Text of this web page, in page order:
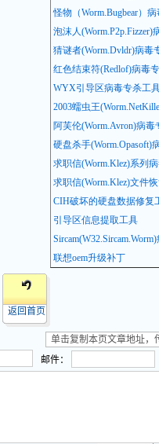
怪物（Worm.Bugbear）
泡沫人(Worm.P2p.Fizzer)
猜谜者(Worm.Dvldr)病毒
红色结束符(Redlof)病毒
WYX引导区病毒专杀工
2003蠕虫王
阿芙伦(Worm.Avron)病毒
硬盘杀手(Worm.Opasoft)
求职信(Worm.Klez)系列
求职信(Worm.Klez)文件
CIH破坏的硬盘数据修复
引导区信息提取工具
Sircam(W32.Sircam.Worm)
联想oem升级补丁
返回首页
邮件：